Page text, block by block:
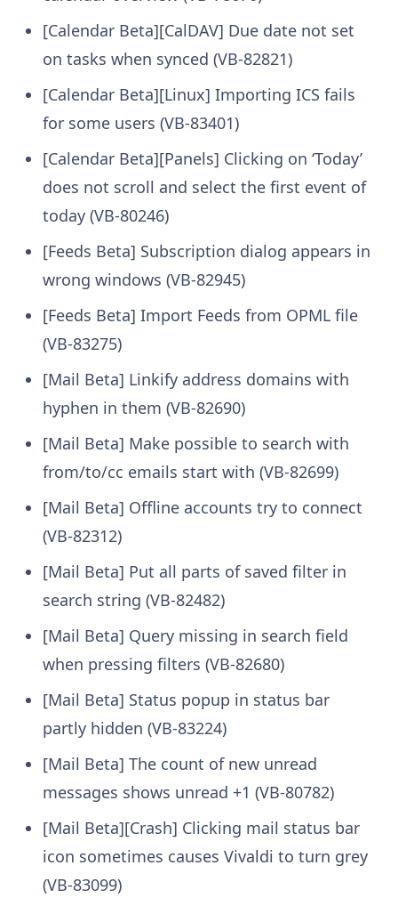
[Calendar Beta][CalDAV] Due date not set
on tasks when synced (VB-82821)
[Calendar Beta][Linux] Importing ICS fails
for some users (VB-83401)
[Calendar Beta][Panels] Clicking on ‘Today’
does not scroll and select the first event of
today (VB-80246)
[Feeds Beta] Subscription dialog appears in
wrong windows (VB-82945)
[Feeds Beta] Import Feeds from OPML file
(VB-83275)
[Mail Beta] Linkify address domains with
hyphen in them (VB-82690)
[Mail Beta] Make possible to search with
from/to/cc emails start with (VB-82699)
[Mail Beta] Offline accounts try to connect
(VB-82312)
[Mail Beta] Put all parts of saved filter in
search string (VB-82482)
[Mail Beta] Query missing in search field
when pressing filters (VB-82680)
[Mail Beta] Status popup in status bar
partly hidden (VB-83224)
[Mail Beta] The count of new unread
messages shows unread +1 (VB-80782)
[Mail Beta][Crash] Clicking mail status bar
icon sometimes causes Vivaldi to turn grey
(VB-83099)